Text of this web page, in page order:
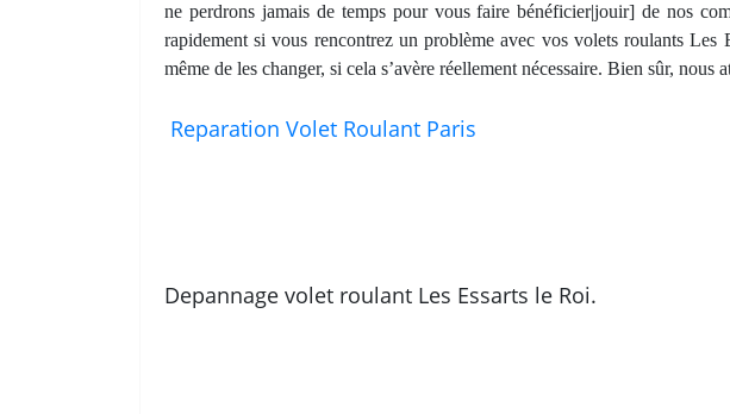
ne perdrons jamais de temps pour vous faire bénéficier|jouir] de nos
rapidement si vous rencontrez un problème avec vos volets roulants
même de les changer, si cela s’avère réellement nécessaire. Bien sûr,
Reparation Volet Roulant Paris
Depannage volet roulant Les Essarts le Roi.